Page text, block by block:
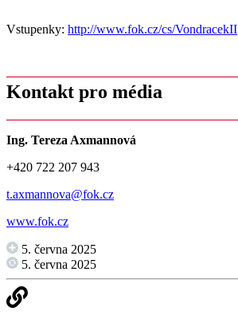
Vstupenky: http://www.fok.cz/cs/VondracekII
Kontakt pro média
Ing. Tereza Axmannová
+420 722 207 943
t.axmannova@fok.cz
www.fok.cz
5. června 2025
5. června 2025